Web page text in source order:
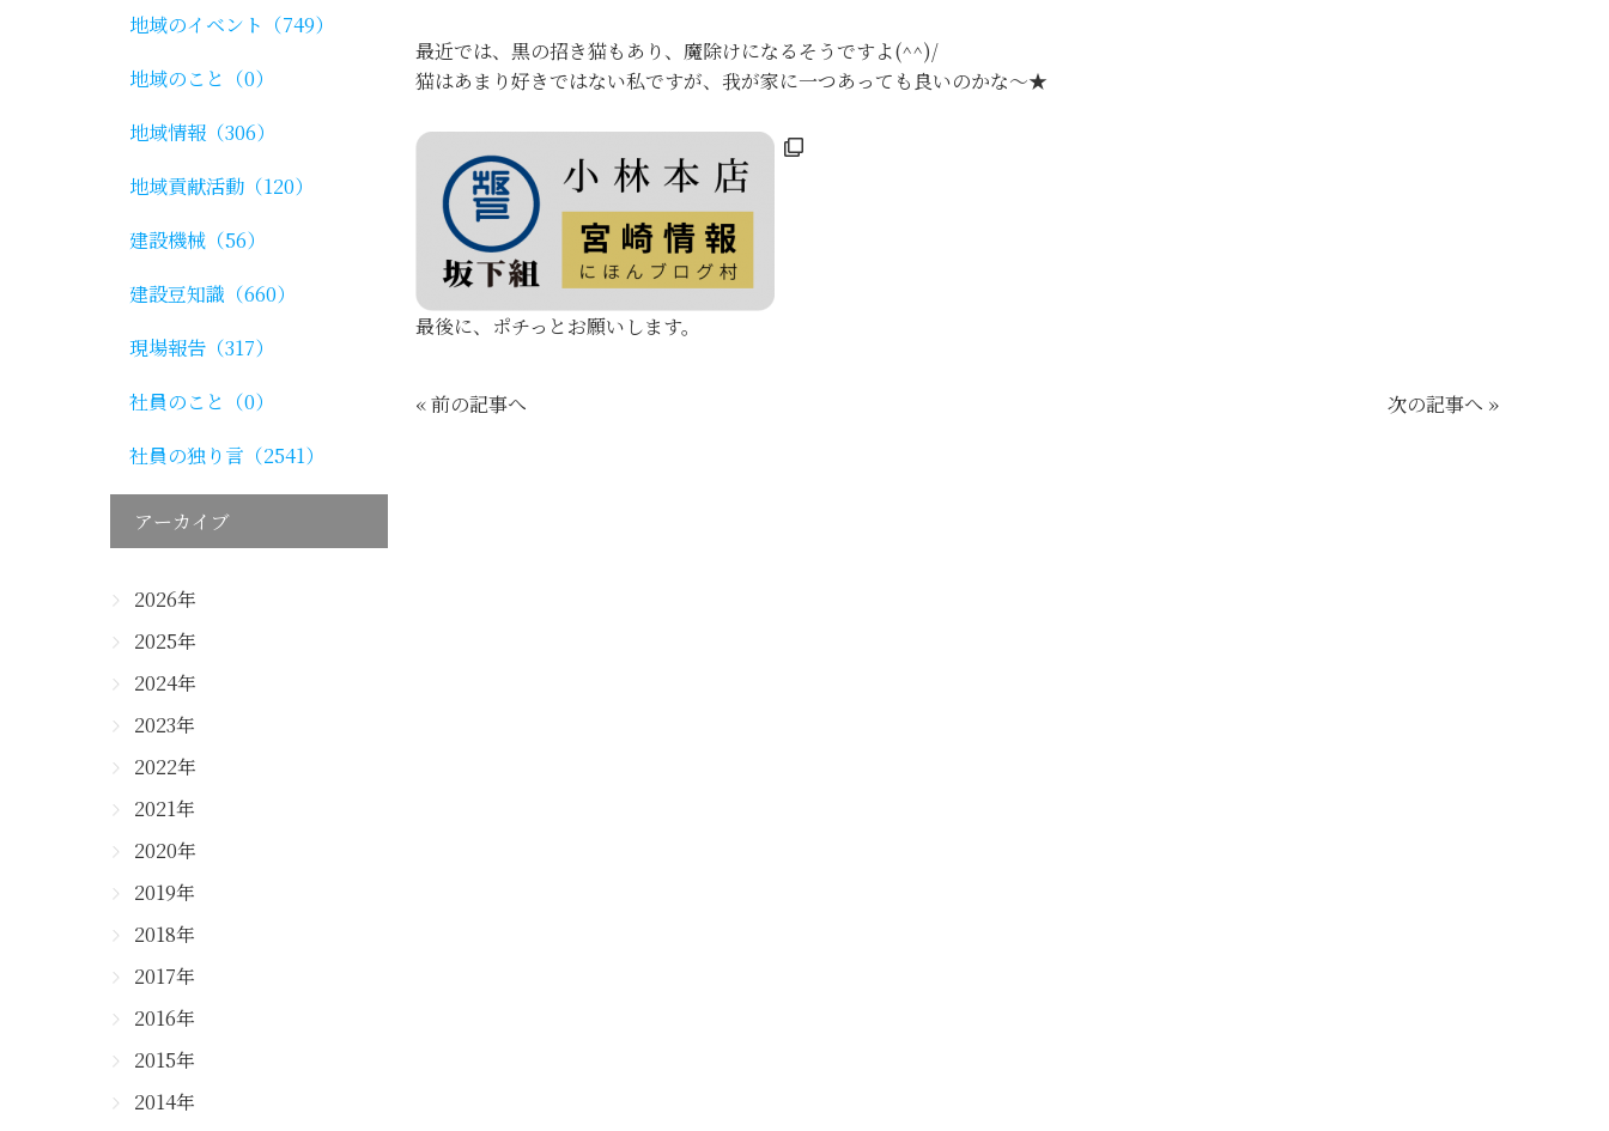
最近では、黒の招き猫もあり、魔除けになるそうですよ(^^)/
猫はあまり好きではない私ですが、我が家に一つあっても良いのかな〜★
最後に、ポチっとお願いします。
« 前の記事へ 次の記事へ »
地域のイベント（749）
地域のこと（0）
地域情報（306）
地域貢献活動（120）
建設機械（56）
建設豆知識（660）
現場報告（317）
社員のこと（0）
社員の独り言（2541）
アーカイブ
2026年
2025年
2024年
2023年
2022年
2021年
2020年
2019年
2018年
2017年
2016年
2015年
2014年